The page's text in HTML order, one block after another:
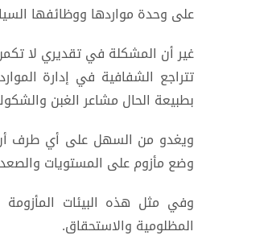
على وحدة مواردها ووظائفها
غير أن المشكلة في تقديري لا
تتراجع الشفافية في إدارة
بطبيعة الحال مشاعر الغبن
ويغدو من السهل على أي طرف أن
وضع مأزوم على المستويات
وفي مثل هذه البيئات
المظلومية والاستحقاق.